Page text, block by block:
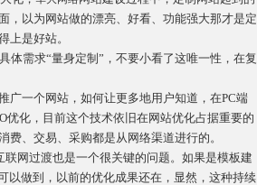
，以为网站做的漂亮、好看、功能强大那才是定
上是好站。
需求“量身定制”，不要小看了这唯一性，在复
广一个网站，如何让更多地用户知道，在PC端
优化，目前这个技术依旧在网站优化占据重要的
、交易、采购都是从网络渠道进行的。
网过渡也是一个很关键的问题。如果是模板建
以做到，以前的优化成果还在，显然，这种持续